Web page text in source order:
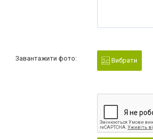
Завантажити фото: Вибрати